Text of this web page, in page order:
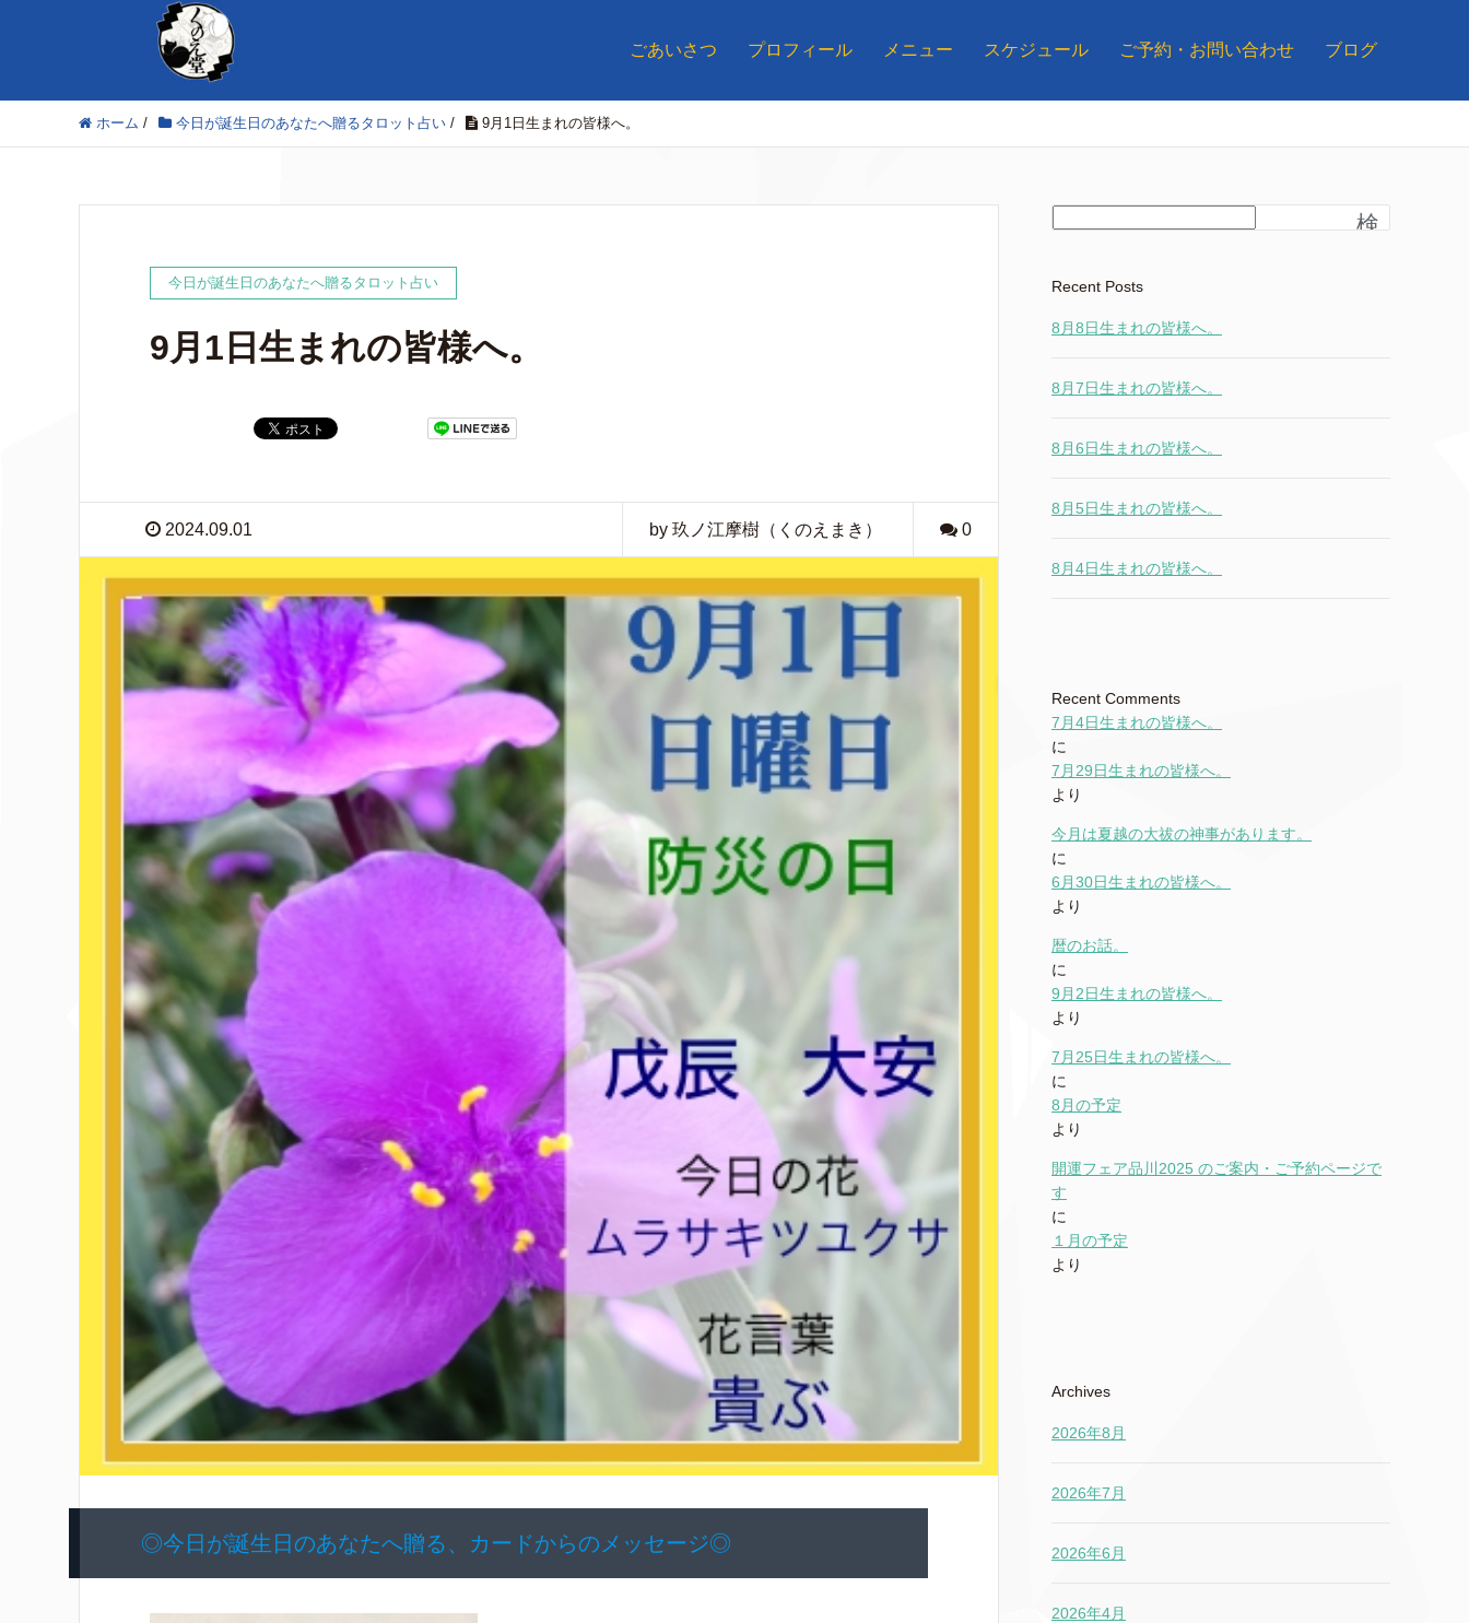
ごあいさつ プロフィール メニュー スケジュール ご予約・お問い合わせ ブログ
ホーム / 今日が誕生日のあなたへ贈るタロット占い / 9月1日生まれの皆様へ。
今日が誕生日のあなたへ贈るタロット占い
9月1日生まれの皆様へ。
2024.09.01 by 玖ノ江摩樹（くのえまき） 0
◎今日が誕生日のあなたへ贈る、カードからのメッセージ◎
検
Recent Posts
8月8日生まれの皆様へ。
8月7日生まれの皆様へ。
8月6日生まれの皆様へ。
8月5日生まれの皆様へ。
8月4日生まれの皆様へ。
Recent Comments
7月4日生まれの皆様へ。
に
7月29日生まれの皆様へ。
より
今月は夏越の大祓の神事があります。
に
6月30日生まれの皆様へ。
より
暦のお話。
に
9月2日生まれの皆様へ。
より
7月25日生まれの皆様へ。
に
8月の予定
より
開運フェア品川2025 のご案内・ご予約ページで
す
に
１月の予定
より
Archives
2026年8月
2026年7月
2026年6月
2026年4月